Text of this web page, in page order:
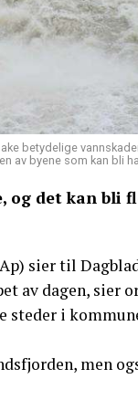
betydelige
en av byene som kan bli
og det kan bli
sier til
av dagen, sier
steder i
men